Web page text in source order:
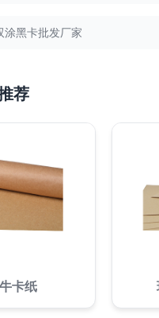
涂黑卡批发厂家
荐
卡纸